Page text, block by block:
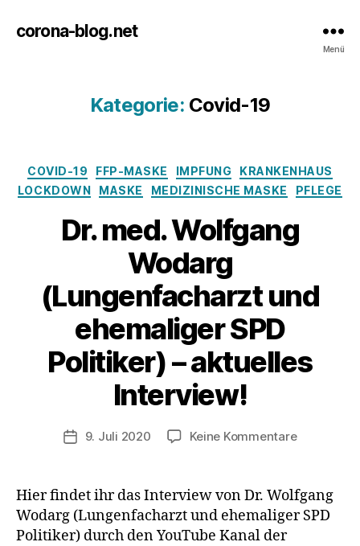
corona-blog.net
Menü
Kategorie: Covid-19
Kategorien
COVID-19 FFP-MASKE IMPFUNG
KRANKENHAUS
LOCKDOWN
MASKE MEDIZINISCHE MASKE PFLEGE
Dr. med. Wolfgang
Wodarg
(Lungenfacharzt und
ehemaliger SPD
Politiker) – aktuelles
Interview!
Veröffentlichungsdatum
9. Juli 2020 Keine Kommentarezu
Wolfgang
Wodarg
Hier findet ihr das Interview von Dr. Wolfgang
Wodarg (Lungenfacharzt und ehemaliger SPD
Politiker) durch den YouTube Kanal der